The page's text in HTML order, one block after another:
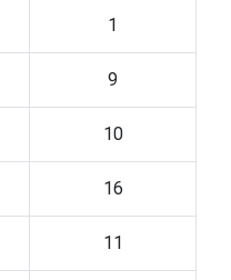
1
9
10
16
11